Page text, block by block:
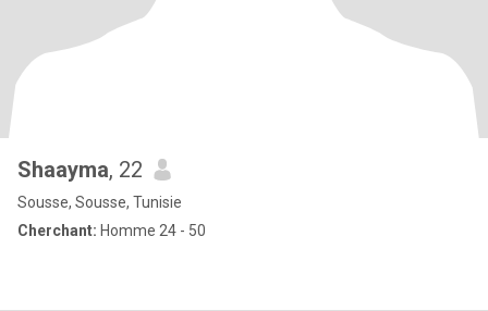
Shaayma, 22
Sousse, Sousse, Tunisie
Cherchant: Homme 24 - 50